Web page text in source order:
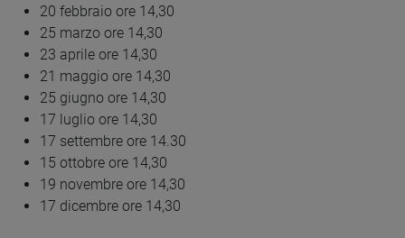
20 febbraio ore 14,30
25 marzo ore 14,30
23 aprile ore 14,30
21 maggio ore 14,30
25 giugno ore 14,30
17 luglio ore 14,30
17 settembre ore 14.30
15 ottobre ore 14,30
19 novembre ore 14,30
17 dicembre ore 14,30